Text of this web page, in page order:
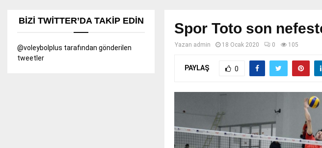
Spor Toto son
Yazan admin 18 Ocak 2020 0 105
PAYLAŞ 0
BIZI TWITTER’DA TAKIP EDIN
@voleybolplus tarafından gönderilen
tweetler